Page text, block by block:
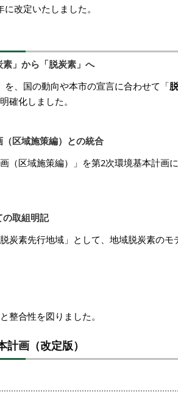
改定いたしました。
」から「脱炭素」へ
を、国の動向や本市の宣言に合わせて「脱
確化しました。
区域施策編）との統合
（区域施策編）」を第2次環境基本計画
の取組明記
炭素先行地域」として、地域脱炭素の
合性を図りました。
画（改定版）